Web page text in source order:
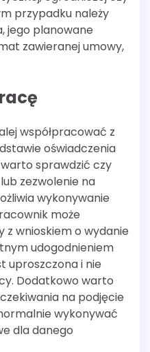
przypadku należy
jego planowane
zawieranej umowy,
współpracować z
oświadczenia
sprawdzić czy
zezwolenie na
wykonywanie
może
wnioskiem o wydanie
udogodnieniem
uproszczona i nie
Dodatkowo warto
na podjęcie
wykonywać
dla danego